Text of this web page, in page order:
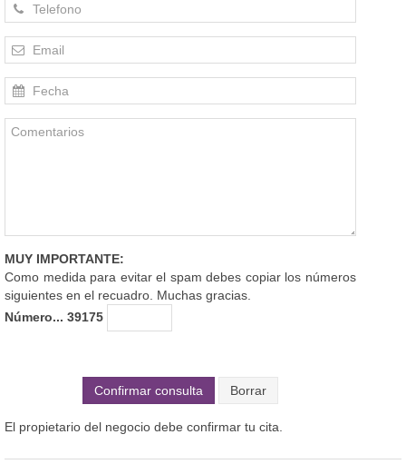
MUY IMPORTANTE:
Como medida para evitar el spam debes copiar los números
siguientes en el recuadro. Muchas gracias.
Número... 39175
Confirmar consulta
El propietario del negocio debe confirmar tu cita.